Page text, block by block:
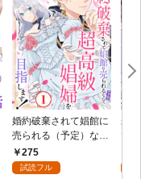
婚約破棄されて娼館に
売られる（予定）なの
で、超高級娼婦を目指
します！1
275
試読フル
未
で